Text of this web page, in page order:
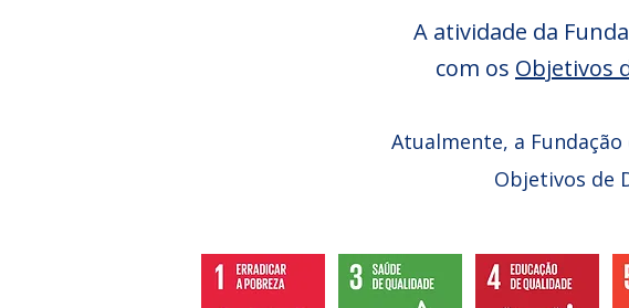
A atividade da
com os Objetivos
Atualmente, a
Objetivos de